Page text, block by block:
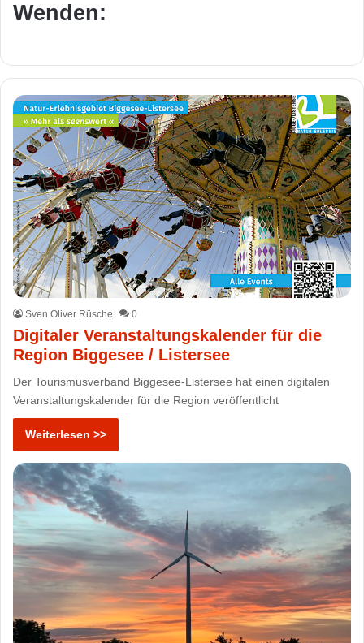
Wenden:
Sven Oliver Rüsche 0
Digitaler Veranstaltungskalender für die
Region Biggesee / Listersee
Der Tourismusverband Biggesee-Listersee hat einen digitalen
Veranstaltungskalender für die Region veröffentlicht
Weiterlesen >>